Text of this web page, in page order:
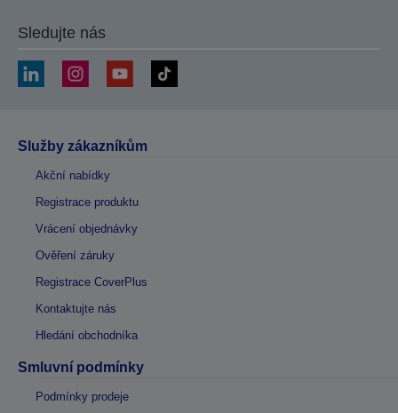
Sledujte nás
Služby zákazníkům
Akční nabídky
Registrace produktu
Vrácení objednávky
Ověření záruky
Registrace CoverPlus
Kontaktujte nás
Hledání obchodníka
Smluvní podmínky
Podmínky prodeje